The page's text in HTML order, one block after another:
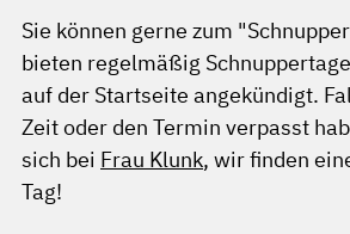
Sie können gerne zum
bieten regelmäßig
auf der Startseite angekündigt.
Zeit oder den Termin verpasst
sich bei Frau Klunk, wir finden
Tag!